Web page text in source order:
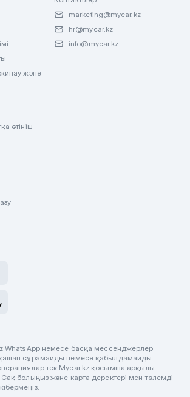
және
өтініш
marketing@mycar.kz
hr@mycar.kz
info@mycar.kz
WhatsApp немесе басқа мессенджерлер
сұрамайды немесе қабылдамайды.
тек Mycar.kz қосымша арқылы
болыңыз және карта деректері мен төлемді